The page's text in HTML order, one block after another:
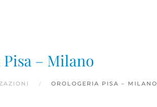
– Milano
OROLOGERIA PISA – MILANO